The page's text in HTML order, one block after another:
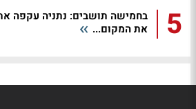
5
בחמישה תושבים: נתניה עקפה
את המקום...